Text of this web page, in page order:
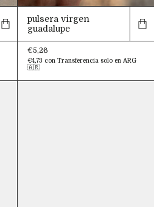
pulsera virgen
guadalupe
€5,26
€4,73 con Transferencia solo en ARG
🇦🇷